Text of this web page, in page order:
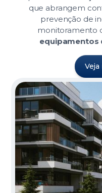
que abrangem
prevenção de
monitoramento
equipamentos